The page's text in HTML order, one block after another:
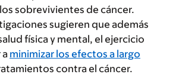
sobrevivientes de cáncer.
sugieren que además
física y mental, el ejercicio
a minimizar los efectos a largo
contra el cáncer.